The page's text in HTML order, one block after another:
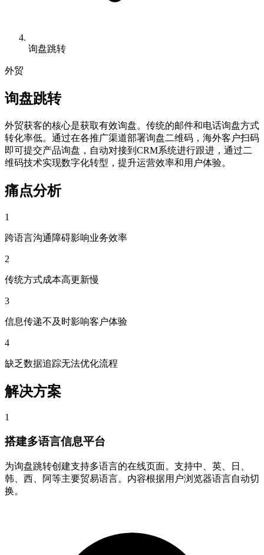
询盘跳转
外贸
询盘跳转
外贸获客的核心是获取有效询盘。传统的邮件和电话询盘方式
转化率低。通过在各推广渠道部署询盘二维码，海外客户扫码
即可提交产品询盘，自动对接到CRM系统进行跟进，通过二
维码技术实现数字化转型，提升运营效率和用户体验。
痛点分析
1
跨语言沟通障碍影响业务效率
2
传统方式成本高更新慢
3
信息传递不及时影响客户体验
4
缺乏数据追踪无法优化流程
解决方案
1
搭建多语言信息平台
为询盘跳转创建支持多语言的在线页面。支持中、英、日、
韩、西、阿等主要贸易语言。内容根据用户浏览器语言自动切
换。